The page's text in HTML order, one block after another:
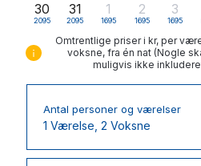
30
2095
31
2095
1
1695
2
1695
3
1695
Omtrentlige priser i kr, per
voksne, fra én nat (Nogle
muligvis ikke
Antal personer og værelser
1 Værelse, 2 Voksne